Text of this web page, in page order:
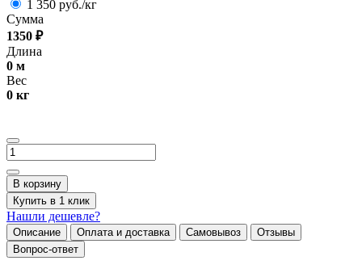
1 350 руб./кг
Сумма
1350 ₽
Длина
0 м
Вес
0 кг
В корзину
Купить в 1 клик
Нашли дешевле?
Описание Оплата и доставка Самовывоз
Отзывы
Вопрос-ответ